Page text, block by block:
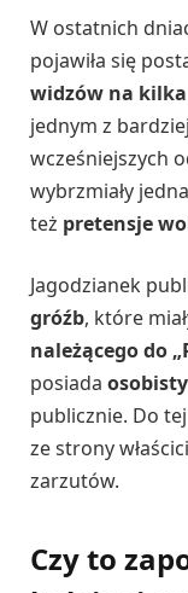
W ostatnich
pojawiła się
widzów na
jednym z
wcześniejszych
wybrzmiały
też pretensje
Jagodzianek
gróźb, które
należącego do
posiada
publicznie. Do
ze strony
zarzutów.
Czy to